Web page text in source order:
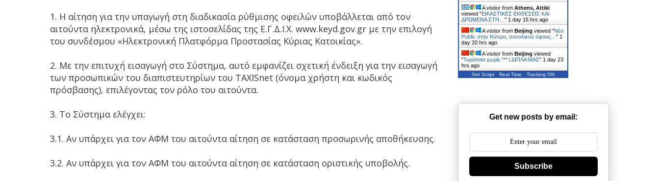
1. Η αίτηση για την υπαγωγή στη διαδικασία ρύθμισης οφειλών υποβάλλεται από τον
αιτούντα ηλεκτρονικά, μέσω της ιστοσελίδας της Ε.Γ.Δ.Ι.Χ. www.keyd.gov.gr με την επιλογή
του συνδέσμου «Ηλεκτρονική Πλατφόρμα Προστασίας Κύριας Κατοικίας».
2. Με την επιτυχή εισαγωγή στο Σύστημα, αυτό εμφανίζει σχετική ένδειξη για την εισαγωγή
των προσωπικών του διαπιστευτηρίων του TAXISnet (όνομα χρήστη και κωδικός
πρόσβασης), επιλέγοντας τον ρόλο του αιτούντα.
3. Το Σύστημα ελέγχει:
3.1. Αν υπάρχει για τον ΑΦΜ του αιτούντα αίτηση σε κατάσταση προσωρινής αποθήκευσης.
3.2. Αν υπάρχει για τον ΑΦΜ του αιτούντα αίτηση σε κατάσταση οριστικής υποβολής.
A visitor fromAthens, Attiki
viewed "ΕΙΚΑΣΤΙΚΕΣ ΕΚΘΕΣΕΙΣ ΚΑΙ
ΔΡΩΜΕΝΑ ΣΤΗ…" 1 day 15 hrs ago
A visitor fromBeijing viewed "Νέο
Public στην Κύπρο, συνολικού ύψους…" 1
day 20 hrs ago
A visitor fromBeijing viewed
"Τυρόπιτα χωρίς *** | ΔΙΠΛΑ ΜΑΣ" 1 day 23
hrs ago
Get Script Real Time Tracking ON
Get new posts by email:
Subscribe